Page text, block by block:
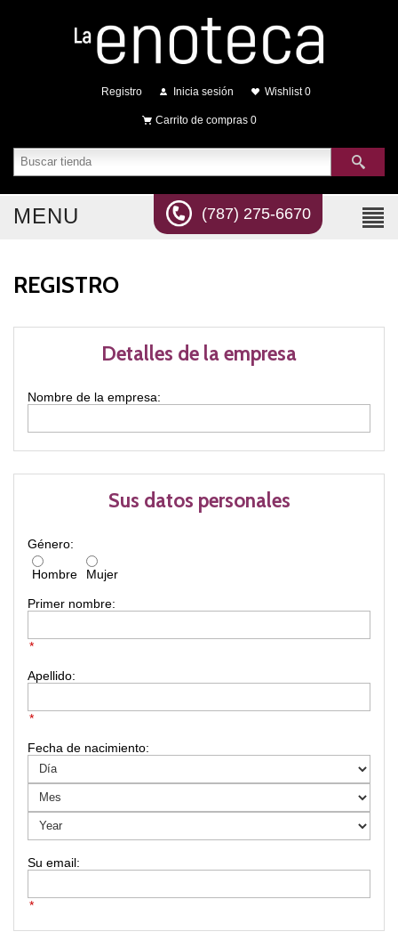
Registro Inicia sesión Wishlist 0
Carrito de compras 0
(787) 275-6670
MENU
REGISTRO
Sus datos personales
Género:
Hombre Mujer
Primer nombre:
*
Apellido:
*
Fecha de nacimiento:
*
Detalles de la empresa
Nombre de la empresa: